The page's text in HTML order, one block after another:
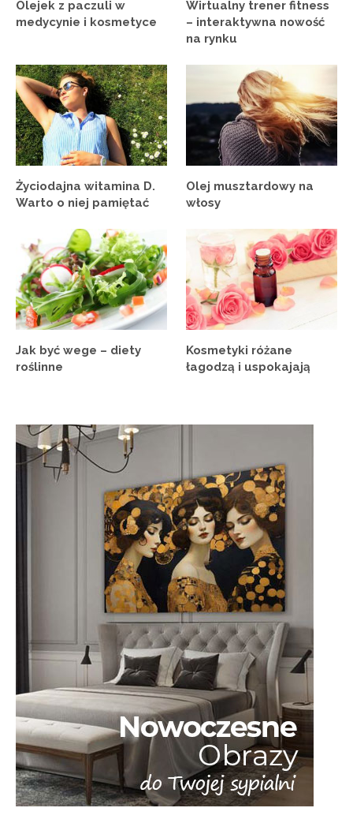
Olejek z paczuli w
medycynie i kosmetyce
Wirtualny trener fitness
– interaktywna nowość
na rynku
Życiodajna witamina D.
Warto o niej pamiętać
Olej musztardowy na
włosy
Jak być wege – diety
roślinne
Kosmetyki różane
łagodzą i uspokajają